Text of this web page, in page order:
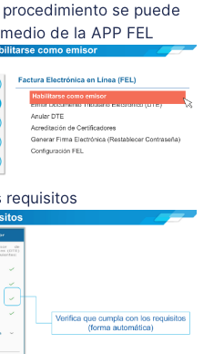
se puede
de la APP FEL
requisitos